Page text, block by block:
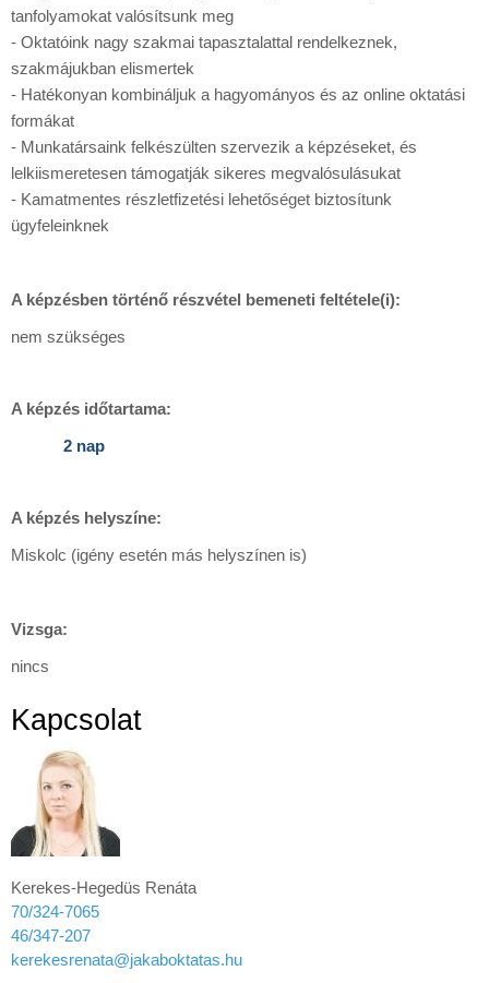
tanfolyamokat valósítsunk meg
- Oktatóink nagy szakmai tapasztalattal rendelkeznek,
szakmájukban elismertek
- Hatékonyan kombináljuk a hagyományos és az online oktatási
formákat
- Munkatársaink felkészülten szervezik a képzéseket, és
lelkiismeretesen támogatják sikeres megvalósulásukat
- Kamatmentes részletfizetési lehetőséget biztosítunk
ügyfeleinknek
A képzésben történő részvétel bemeneti feltétele(i):
nem szükséges
A képzés időtartama:
2 nap
A képzés helyszíne:
Miskolc (igény esetén más helyszínen is)
Vizsga:
nincs
Kapcsolat
Kerekes-Hegedüs Renáta
70/324-7065
46/347-207
kerekesrenata@jakaboktatas.hu